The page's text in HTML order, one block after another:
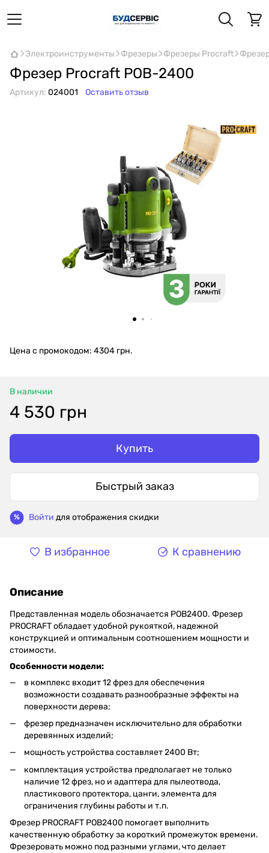
Электроинструменты Фрезеры Фрезеры Procraft
Фрезер Procraft POB-2400
Артикул: 024001 Оставить отзыв
Цена с промокодом: 4304 грн.
В наличии
4 530 грн
Купить
Быстрый заказ
% Войти для отображения скидки
В избранное К сравнению
Описание
Представленная модель обозначается РОВ2400. Фрезер
PROCRAFT обладает удобной рукояткой, надежной
конструкцией и оптимальным соотношением мощности и
стоимости.
Особенности модели:
в комплекс входит 12 фрез для обеспечения
возможности создавать разнообразные эффекты на
поверхности дерева;
фрезер предназначен исключительно для обработки
деревянных изделий;
мощность устройства составляет 2400 Вт;
комплектация устройства предполагает не только
наличие 12 фрез, но и адаптера для пылеотвода,
пластикового протектора, цанги, элемента для
ограничения глубины работы и т.п.
Фрезер PROCRAFT РОВ2400 помогает выполнить
качественную обработку за короткий промежуток времени.
Фрезеровать можно под разными углами, что делает